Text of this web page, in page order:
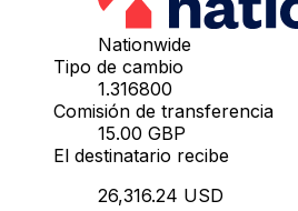
Nationwide
Tipo de cambio
1.316800
Comisión de transferencia
15.00 GBP
El destinatario recibe
26,316.24 USD